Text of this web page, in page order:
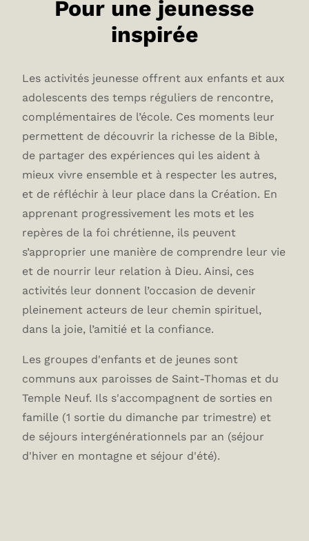
Pour une jeunesse
inspirée
Les activités jeunesse offrent aux enfants et aux
adolescents des temps réguliers de rencontre,
complémentaires de l’école. Ces moments leur
permettent de découvrir la richesse de la Bible,
de partager des expériences qui les aident à
mieux vivre ensemble et à respecter les autres,
et de réfléchir à leur place dans la Création. En
apprenant progressivement les mots et les
repères de la foi chrétienne, ils peuvent
s’approprier une manière de comprendre leur vie
et de nourrir leur relation à Dieu. Ainsi, ces
activités leur donnent l’occasion de devenir
pleinement acteurs de leur chemin spirituel,
dans la joie, l’amitié et la confiance.
Les groupes d'enfants et de jeunes sont
communs aux paroisses de Saint-Thomas et du
Temple Neuf. Ils s'accompagnent de sorties en
famille (1 sortie du dimanche par trimestre) et
de séjours intergénérationnels par an (séjour
d'hiver en montagne et séjour d'été).